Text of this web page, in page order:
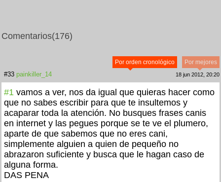
Comentarios(176)
Por mejores
Por orden cronológico
#33 painkiller_14 18 jun 2012, 20:20
#1 vamos a ver, nos da igual que quieras hacer como
que no sabes escribir para que te insultemos y
acaparar toda la atención. No busques frases canis
en internet y las pegues porque se te ve el plumero,
aparte de que sabemos que no eres cani,
simplemente alguien a quien de pequeño no
abrazaron suficiente y busca que le hagan caso de
alguna forma.
DAS PENA